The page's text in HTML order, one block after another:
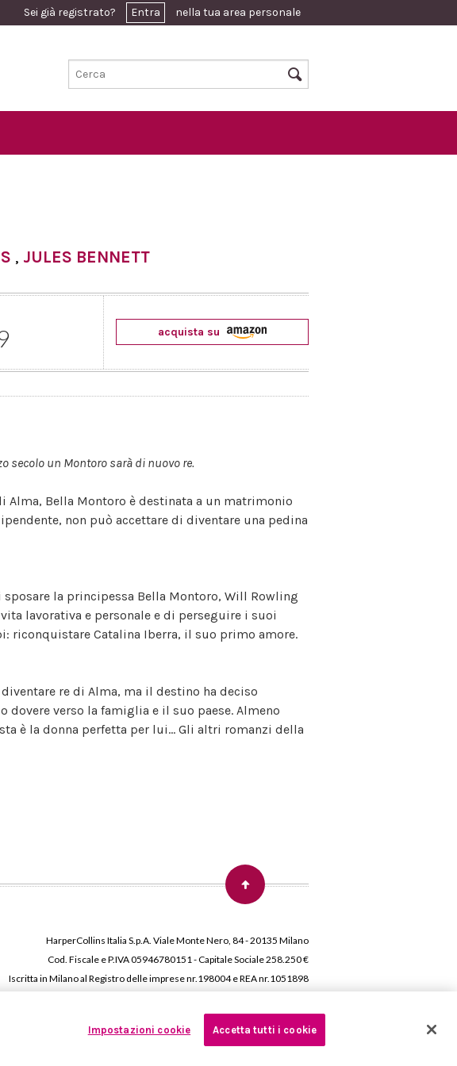
Sei già registrato? Entra nella tua area personale
, JULES BENNETT
acquista su
secolo un Montoro sarà di nuovo re.
Alma, Bella Montoro è destinata a un matrimonio
non può accettare di diventare una pedina
la principessa Bella Montoro, Will Rowling
lavorativa e personale e di perseguire i suoi
riconquistare Catalina Iberra, il suo primo amore.
re di Alma, ma il destino ha deciso
verso la famiglia e il suo paese. Almeno
è la donna perfetta per lui... Gli altri romanzi della
HarperCollins Italia S.p.A. Viale Monte Nero, 84 - 20135 Milano
Cod. Fiscale e P.IVA 05946780151 - Capitale Sociale 258.250 €
Iscritta in Milano al Registro delle imprese nr.198004 e REA nr.1051898
Impostazioni cookie Accetta tutti i cookie